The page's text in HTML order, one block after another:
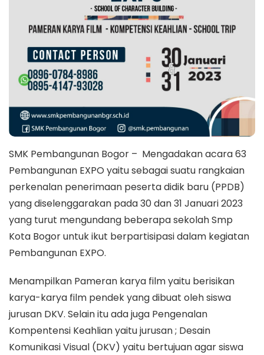
SMK Pembangunan Bogor – Mengadakan acara 63
Pembangunan EXPO yaitu sebagai suatu rangkaian
perkenalan penerimaan peserta didik baru (PPDB)
yang diselenggarakan pada 30 dan 31 Januari 2023
yang turut mengundang beberapa sekolah Smp
Kota Bogor untuk ikut berpartisipasi dalam kegiatan
Pembangunan EXPO.
Menampilkan Pameran karya film yaitu berisikan
karya-karya film pendek yang dibuat oleh siswa
jurusan DKV. Selain itu ada juga Pengenalan
Kompentensi Keahlian yaitu jurusan ; Desain
Komunikasi Visual (DKV) yaitu bertujuan agar siswa